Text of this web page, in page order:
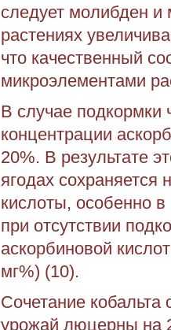
следует молибден
растениях
что качественный
микроэлементами
В случае
концентрации
20%. В результате
ягодах
кислоты, особенно
при отсутствии
аскорбиновой
мг%) (10).
Сочетание
урожай люцерны на